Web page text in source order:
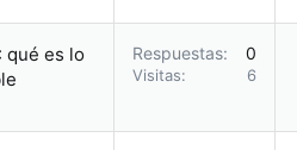
qué es lo
Respuestas 0
Visitas 6